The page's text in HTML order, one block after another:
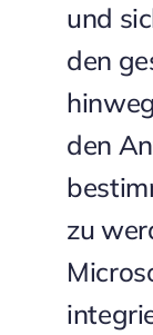
und
den
den
zu